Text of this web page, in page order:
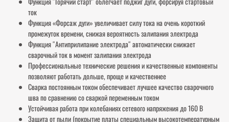
ток
Функция «Форсаж дуги» увеличивает силу тока на очень короткий
промежуток времени, снижая вероятность залипания электрода
Функция ″Антиприлипание электрода″ автоматически снижает
сварочный ток в момент залипания электрода
Профессиональные технические решения и качественные компоненты
позволяют работать дольше, проще и качественнее
Сварка постоянным током обеспечивает лучшее качество сварочного
шва по сравнению со сваркой переменным током
Устойчивая работа при колебаниях сетевого напряжения до 160 В
Защита от пыли (покрытие платы специальным высокотемпературным